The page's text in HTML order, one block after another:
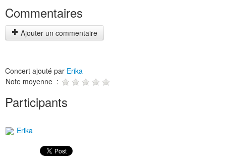
Commentaires
Ajouter un commentaire
Concert ajouté par Erika
Note moyenne :
Participants
Erika